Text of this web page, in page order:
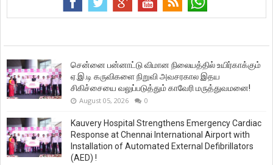
சென்னை பன்னாட்டு விமான நிலையத்தில் உயிர்காக்கும்
ஏ.இ.டி கருவிகளை நிறுவி அவசரகால இதய
சிகிச்சையை வலுப்படுத்தும் காவேரி மருத்துவமனை!
August 05, 2026 0
Kauvery Hospital Strengthens Emergency Cardiac
Response at Chennai International Airport with
Installation of Automated External Defibrillators
(AED) !